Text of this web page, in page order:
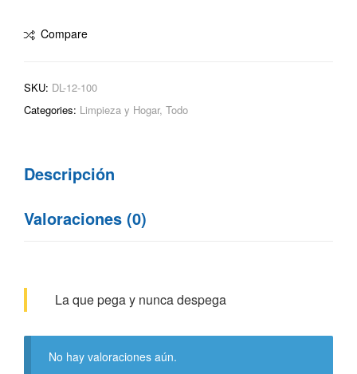
Compare
SKU: DL-12-100
Categories: Limpieza y Hogar, Todo
Descripción
Valoraciones (0)
La que pega y nunca despega
No hay valoraciones aún.